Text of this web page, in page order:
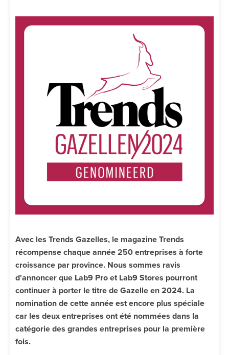
Avec les Trends Gazelles, le magazine Trends
récompense chaque année 250 entreprises à forte
croissance par province. Nous sommes ravis
d'annoncer que Lab9 Pro et Lab9 Stores pourront
continuer à porter le titre de Gazelle en 2024. La
nomination de cette année est encore plus spéciale
car les deux entreprises ont été nommées dans la
catégorie des grandes entreprises pour la première
fois.